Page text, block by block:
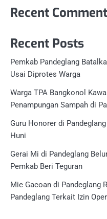
Recent
Recent Posts
Pemkab Pandeglang
Usai Diprotes Warga
Warga TPA Bangkonol
Penampungan Sampah di
Guru Honorer di
Huni
Gerai Mi di Pandeglang
Pemkab Beri Teguran
Mie Gacoan di Pandeglang
Pandeglang Terkait Izin